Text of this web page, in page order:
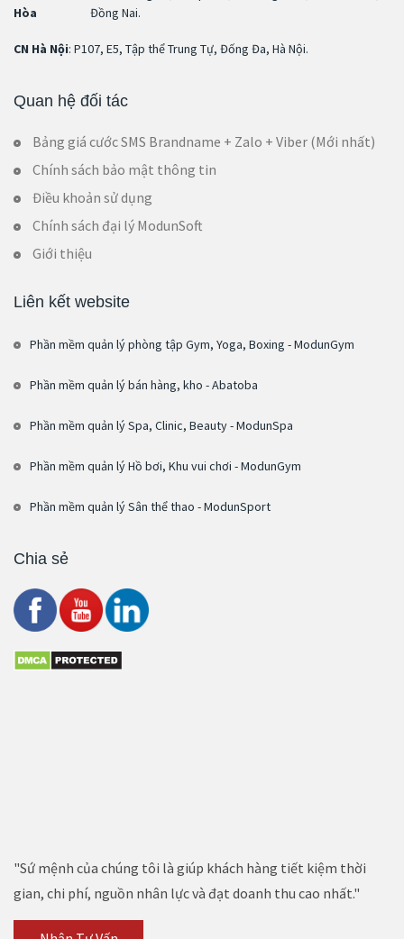
Hòa
Đồng Nai.
CN Hà Nội: P107, E5, Tập thể Trung Tự, Đống Đa, Hà Nội.
Quan hệ đối tác
Bảng giá cước SMS Brandname + Zalo + Viber (Mới nhất)
Chính sách bảo mật thông tin
Điều khoản sử dụng
Chính sách đại lý ModunSoft
Giới thiệu
Liên kết website
Phần mềm quản lý phòng tập Gym, Yoga, Boxing - ModunGym
Phần mềm quản lý bán hàng, kho - Abatoba
Phần mềm quản lý Spa, Clinic, Beauty - ModunSpa
Phần mềm quản lý Hồ bơi, Khu vui chơi - ModunGym
Phần mềm quản lý Sân thể thao - ModunSport
Chia sẻ
"Sứ mệnh của chúng tôi là giúp khách hàng tiết kiệm thời
gian, chi phí, nguồn nhân lực và đạt doanh thu cao nhất."